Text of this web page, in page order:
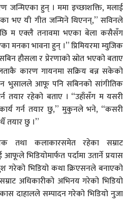
जन्मिएका हुन् । ममा इच्छाशक्ति, मलाई
भए यी गीत जन्मिने थिएनन्,” सविनले
म एक्लै तनावमा भएका बेला कसैसँग
मनका भावना हुन् ।” प्रिमियरमा म्युजिक
हौसला र प्रेरणाको स्रोत भएको बताए
कारण गायनमा सक्रिय बन्न सकेको
भुसालले आफू पनि सबिनको सांगीतिक
तयार रहेको बताए । “उहाँसँग म यसरी
गर्न तयार छु,” मुकुनले भने, “कसरी
तयार छु ।”
तथा कलाकारसमेत रहेका सम्राट
भिडियोमार्फत पर्दामा उतार्ने प्रयास
गरेको भिडियो कथा क्रिएसनले बनाएको
अधिकारीको अभिनय गरेको भिडियो
दाहालले सम्पादन गरेको भिडियो नुजा